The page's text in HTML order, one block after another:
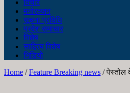
विचार
मनोरञ्जन
सूचना प्रविधि
प्रदेश समाचार
विशेष
साहित्य विशेष
भिडियो
Home /Feature Breaking news /पेस्तोल